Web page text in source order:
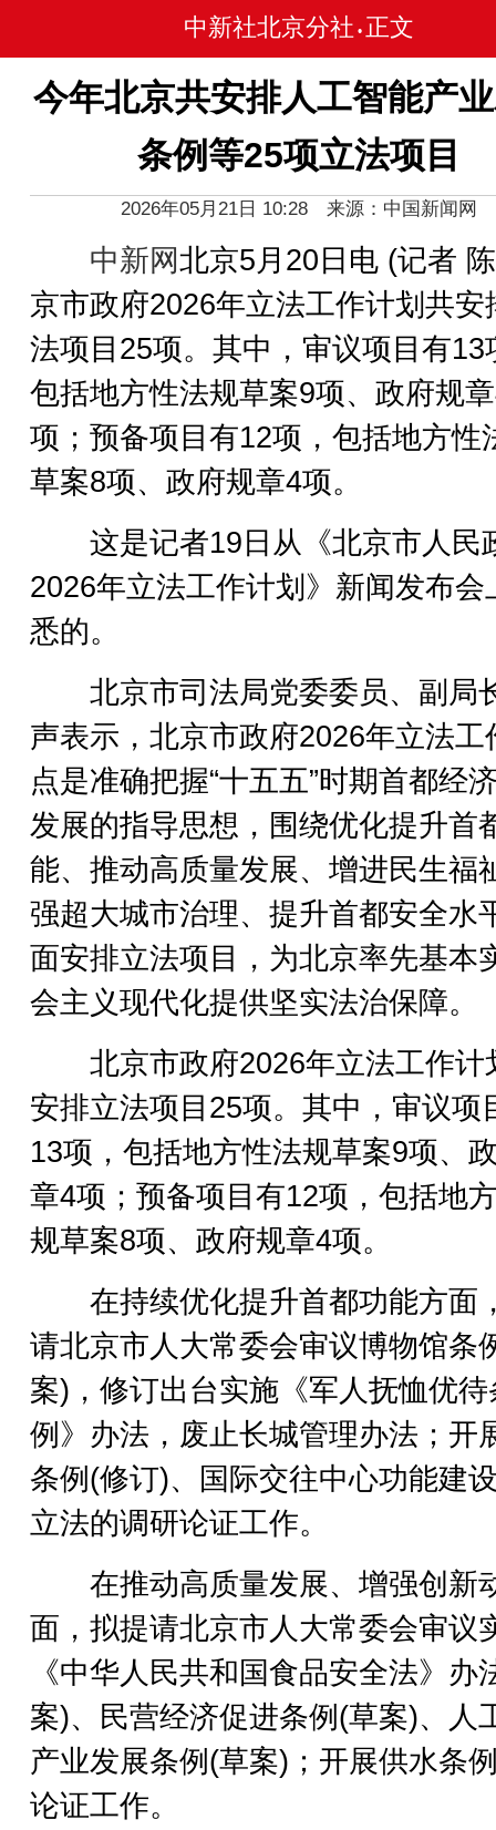
中新社北京分社 • 正文
今年北京共安排人工智能产
条例等25项立法项目
2026年05月21日 10:28 来源：中国新闻网
中新网北京5月20日电 (记者
京市政府2026年立法工作计划共安
法项目25项。其中，审议项目有13
包括地方性法规草案9项、政府规
项；预备项目有12项，包括地方性
草案8项、政府规章4项。
这是记者19日从《北京市人民
2026年立法工作计划》新闻发布会
悉的。
北京市司法局党委委员、副局
声表示，北京市政府2026年立法工
点是准确把握“十五五”时期首都经
发展的指导思想，围绕优化提升首
能、推动高质量发展、增进民生福
强超大城市治理、提升首都安全水
面安排立法项目，为北京率先基本
会主义现代化提供坚实法治保障。
北京市政府2026年立法工作计
安排立法项目25项。其中，审议项
13项，包括地方性法规草案9项、
章4项；预备项目有12项，包括地
规草案8项、政府规章4项。
在持续优化提升首都功能方面
请北京市人大常委会审议博物馆条
案)，修订出台实施《军人抚恤优待
例》办法，废止长城管理办法；开
条例(修订)、国际交往中心功能建
立法的调研论证工作。
在推动高质量发展、增强创新
面，拟提请北京市人大常委会审议
《中华人民共和国食品安全法》办
案)、民营经济促进条例(草案)、人
产业发展条例(草案)；开展供水条
论证工作。